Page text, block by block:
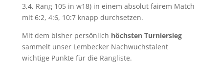
3,4, Rang 105 in w18) in einem absolut fairem Match
mit 6:2, 4:6, 10:7 knapp durchsetzen.
Mit dem bisher persönlich höchsten Turniersieg
sammelt unser Lembecker Nachwuchstalent
wichtige Punkte für die Rangliste.